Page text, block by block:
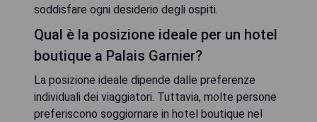
soddisfare ogni desiderio degli ospiti.
Qual è la posizione ideale per un hotel
boutique a Palais Garnier?
La posizione ideale dipende dalle preferenze
individuali dei viaggiatori. Tuttavia, molte persone
preferiscono soggiornare in hotel boutique nel